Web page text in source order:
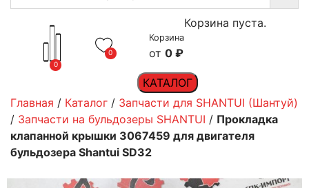
0
0
Корзина
0 ₽
Корзина пуста.
КАТАЛОГ
Главная / Каталог / Запчасти для SHANTUI (Шантуй)
/ Запчасти на бульдозеры SHANTUI / Прокладка
клапанной крышки 3067459 для двигателя
бульдозера Shantui SD32